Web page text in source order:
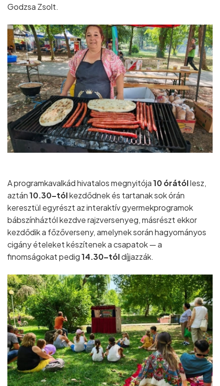
Godzsa Zsolt.
A programkavalkád hivatalos megnyitója10 órátóllesz,
aztán10.30–tólkezdődnek és tartanak sok órán
keresztül egyrészt az interaktív gyermekprogramok
bábszínháztól kezdve rajzversenyeg, másrészt ekkor
kezdődik a főzőverseny, amelynek során hagyományos
cigány ételeket készítenek a csapatok — a
finomságokat pedig14.30–tóldíjjazzák.